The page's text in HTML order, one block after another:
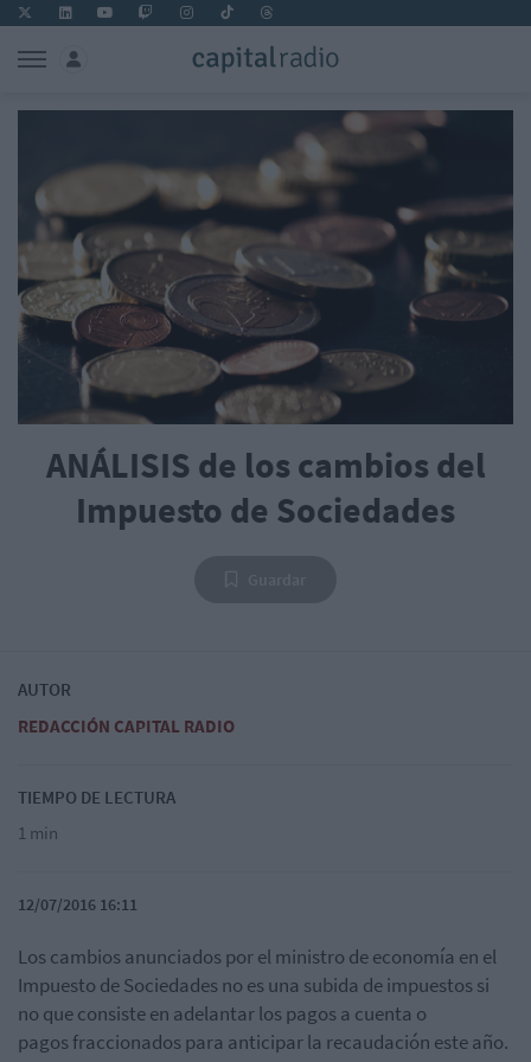
ANÁLISIS de los cambios del
Impuesto de Sociedades
AUTOR
REDACCIÓN CAPITAL RADIO
TIEMPO DE LECTURA
1 min
12/07/2016 16:11
Los cambios anunciados por el ministro de economía en el
Impuesto de Sociedades no es una subida de impuestos si
no que consiste en adelantar los pagos a cuenta o
pagos fraccionados para anticipar la recaudación este año.